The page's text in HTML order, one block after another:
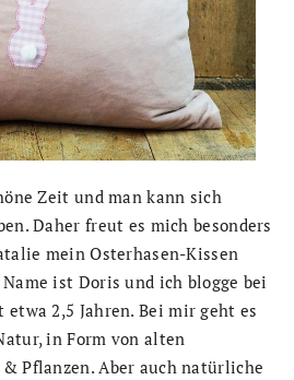
Zeit und man kann sich
Daher freut es mich besonders
mein Osterhasen-Kissen
ist Doris und ich blogge bei
etwa 2,5 Jahren. Bei mir geht es
in Form von alten
Pflanzen. Aber auch natürliche